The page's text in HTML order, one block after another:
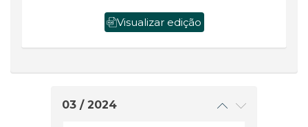
Visualizar edição
03 / 2024